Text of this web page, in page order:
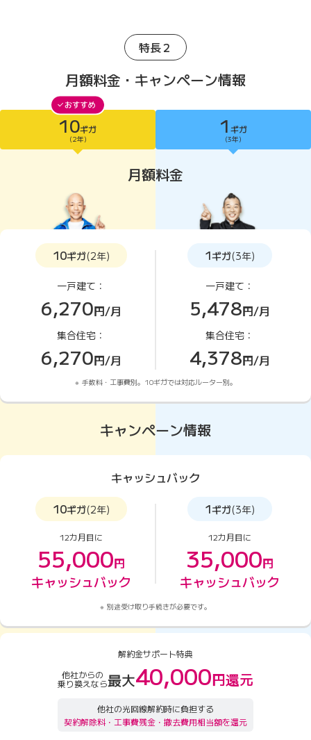
特長２
月額料金・キャンペーン情報
10ギガがおすすめ
10ギガ
(2年)
1 ギガ
(3年)
月額料金
10ギガ(2年)
一戸建て：
6,270円/月
集合住宅：
6,270円/月
1ギガ(3年)
一戸建て：
5,478円/月
集合住宅：
4,378円/月
手数料・工事費別。10ギガでは対応ルーター別。
キャンペーン情報
キャッシュバック
10ギガ(2年)
12カ月目に
55,000円
キャッシュバック
1ギガ(3年)
12カ月目に
35,000円
キャッシュバック
別途受け取り手続きが必要です。
解約金サポート特典
他社からの
乗り換えなら最大40,000円還元
他社の光回線解約時に負担する
契約解除料・工事費残金・撤去費用相当額を還元